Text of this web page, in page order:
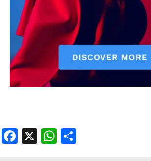
Facebook
X WhatsApp